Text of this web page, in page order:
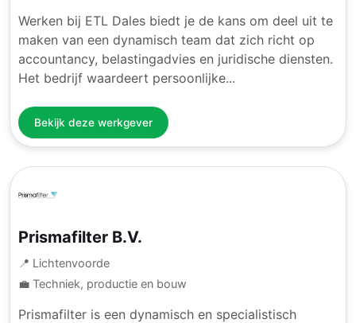
Werken bij ETL Dales biedt je de kans om deel uit te
maken van een dynamisch team dat zich richt op
accountancy, belastingadvies en juridische diensten.
Het bedrijf waardeert persoonlijke...
Bekijk deze werkgever
Prismafilter B.V.
📍 Lichtenvoorde
💼 Techniek, productie en bouw
Prismafilter is een dynamisch en specialistisch